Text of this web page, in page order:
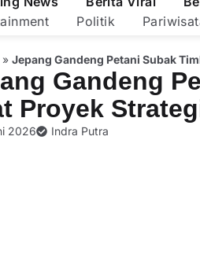
Politik
» Jepang Gandeng Petani Subak
Gandeng
Proyek
2026 Indra Putra